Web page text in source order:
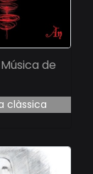
de
clàssica